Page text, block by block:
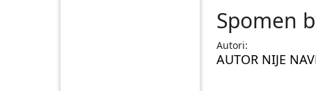
Spomen
Autori:
AUTOR NIJE